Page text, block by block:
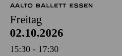
AALTO BALLETT ESSEN
Freitag
02.10.2026
15:30 - 17:30